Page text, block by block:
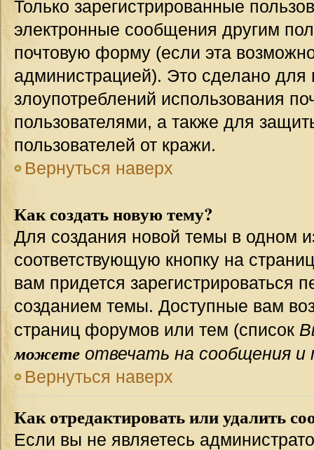
Только зарегистрированные
электронные сообщения другим
почтовую форму (если эта
администрацией). Это сделано для
злоупотреблений использования
пользователями, а также для
пользователей от кражи.
Вернуться наверх
Как создать новую тему?
Для создания новой темы в одном
соответствующую кнопку на
вам придется зарегистрироваться
созданием темы. Доступные вам
страниц форумов или тем (список
можете отвечать на сообщения и
Вернуться наверх
Как отредактировать или удалить
Если вы не являетесь